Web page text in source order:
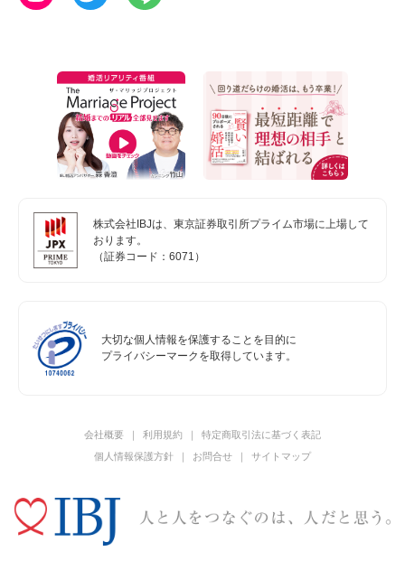
株式会社IBJは、東京証券取引所プライム市場に上場して
おります。
（証券コード：6071）
大切な個人情報を保護することを目的に
プライバシーマークを取得しています。
会社概要 利用規約
特定商取引法に基づく表記
個人情報保護方針
お問合せ サイトマップ